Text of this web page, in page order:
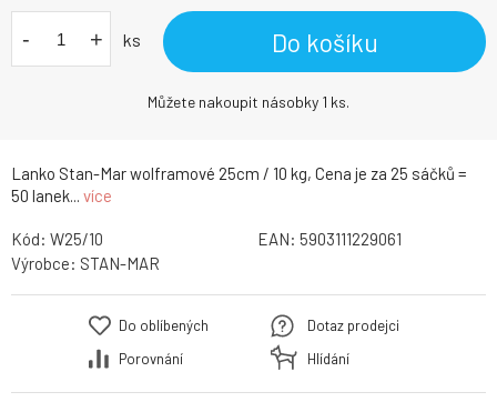
Lanko Stan-Mar wolframové 25cm / 10 kg, Cena je za 25 sáčků =
50 lanek... více
- + ks Do košíku
Můžete nakoupit násobky 1 ks.
Kód: W25/10 EAN: 5903111229061
Výrobce: STAN-MAR
Do oblíbených
Porovnání
Dotaz prodejci
Hlídání